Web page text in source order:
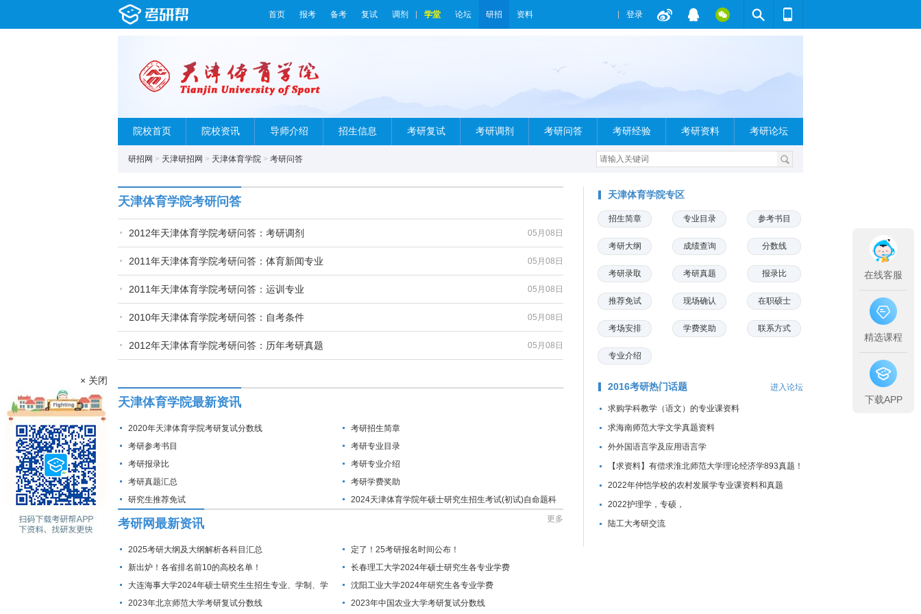
首页 报考 备考 复试 调剂 学堂 论坛 研招 资料 登录
院校首页 院校资讯 导师介绍 招生信息 考研复试 考研调剂 考研问答 考研经验 考研资料 考研论坛
研招网 > 天津研招网 > 天津体育学院 > 考研问答
天津体育学院考研问答
05月08日
2012年天津体育学院考研问答：考研调剂
05月08日
2011年天津体育学院考研问答：体育新闻专业
05月08日
2011年天津体育学院考研问答：运训专业
05月08日
2010年天津体育学院考研问答：自考条件
05月08日
2012年天津体育学院考研问答：历年考研真题
天津体育学院最新资讯
2020年天津体育学院考研复试分数线
考研招生简章
考研参考书目
考研专业目录
考研报录比
考研专业介绍
考研真题汇总
考研学费奖助
研究生推荐免试
2024天津体育学院年硕士研究生招生考试(初试)自命题科
考研网最新资讯 更多
2025考研大纲及大纲解析各科目汇总
定了！25考研报名时间公布！
新出炉！各省排名前10的高校名单！
长春理工大学2024年硕士研究生各专业学费
大连海事大学2024年硕士研究生生招生专业、学制、学
费标准及拟招生人数
沈阳工业大学2024年研究生各专业学费
2023年北京师范大学考研复试分数线
2023年中国农业大学考研复试分数线
天津体育学院专区
招生简章 专业目录 参考书目
考研大纲 成绩查询 分数线
考研录取 考研真题 报录比
推荐免试 现场确认 在职硕士
考场安排 学费奖助 联系方式
专业介绍
2016考研热门话题 进入论坛
求购学科教学（语文）的专业课资料
求海南师范大学文学真题资料
外外国语言学及应用语言学
【求资料】有偿求淮北师范大学理论经济学893真题！
2022年仲恺学校的农村发展学专业课资料和真题
2022护理学，专硕，
陆工大考研交流
× 关闭
在线客服
精选课程
下载APP